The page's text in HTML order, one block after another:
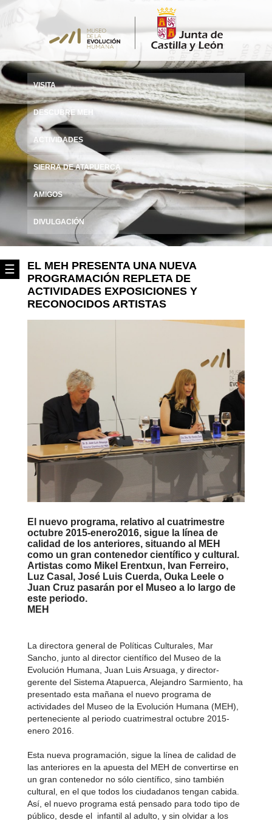
☰
VISITA
DESCUBRE MEH
ACTIVIDADES
SIERRA DE ATAPUERCA
AMIGOS
DIVULGACIÓN
EL MEH PRESENTA UNA NUEVA
PROGRAMACIÓN REPLETA DE
ACTIVIDADES EXPOSICIONES Y
RECONOCIDOS ARTISTAS
El nuevo programa, relativo al cuatrimestre
octubre 2015-enero2016, sigue la línea de
calidad de los anteriores, situando al MEH
como un gran contenedor científico y cultural.
Artistas como Mikel Erentxun, Ivan Ferreiro,
Luz Casal, José Luis Cuerda, Ouka Leele o
Juan Cruz pasarán por el Museo a lo largo de
este periodo.
MEH
La directora general de Políticas Culturales, Mar
Sancho, junto al director científico del Museo de la
Evolución Humana, Juan Luis Arsuaga, y director-
gerente del Sistema Atapuerca, Alejandro Sarmiento, ha
presentado esta mañana el nuevo programa de
actividades del Museo de la Evolución Humana (MEH),
perteneciente al periodo cuatrimestral octubre 2015-
enero 2016.
Esta nueva programación, sigue la línea de calidad de
las anteriores en la apuesta del MEH de convertirse en
un gran contenedor no sólo científico, sino también
cultural, en el que todos los ciudadanos tengan cabida.
Así, el nuevo programa está pensado para todo tipo de
público, desde el infantil al adulto, y sin olvidar a los